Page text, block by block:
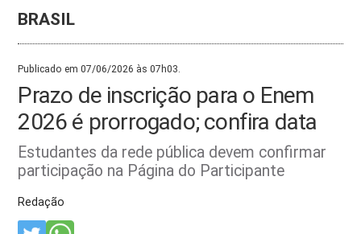
BRASIL
Publicado em 07/06/2026 às 07h03.
Prazo de inscrição para o Enem
2026 é prorrogado; confira data
Estudantes da rede pública devem confirmar
participação na Página do Participante
Redação